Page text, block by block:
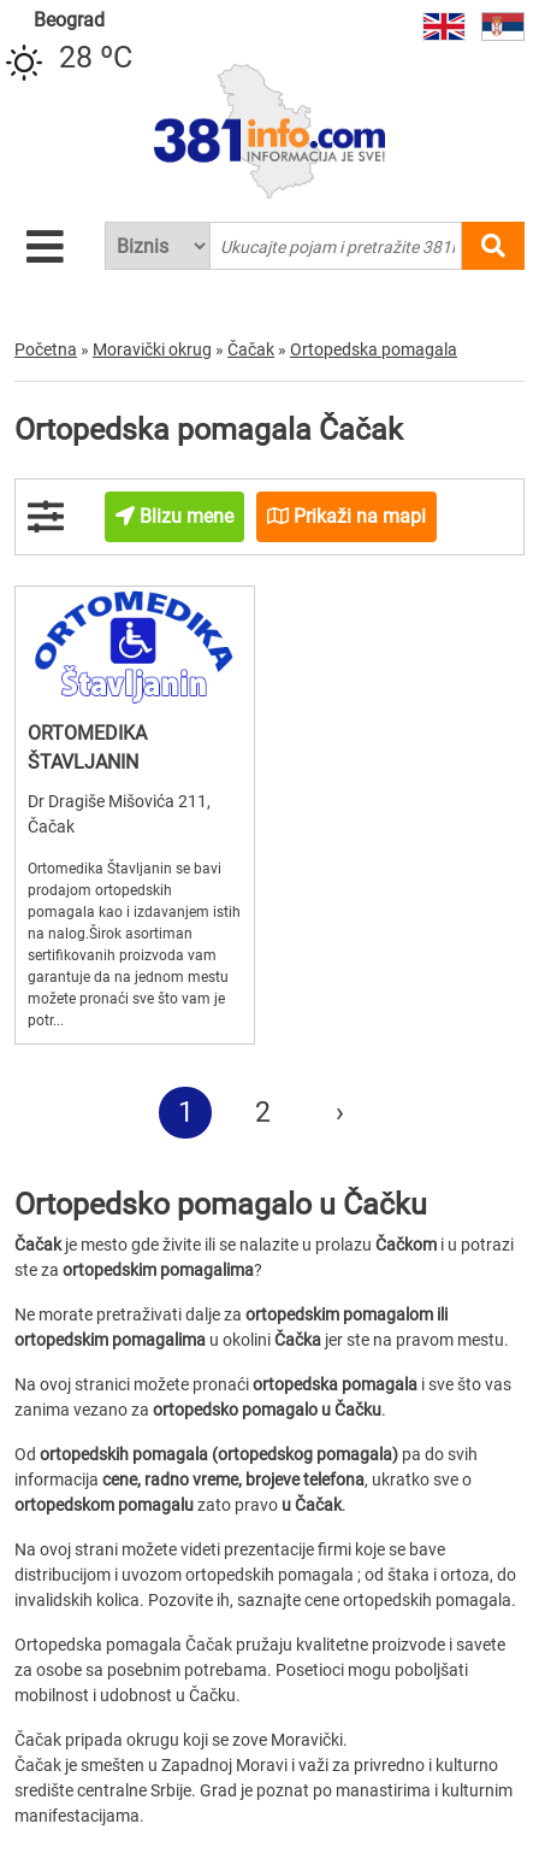
Beograd
28 ºC
Početna » Moravički okrug » Čačak » Ortopedska pomagala
Ortopedska pomagala Čačak
Blizu mene Prikaži na mapi
ORTOMEDIKA
ŠTAVLJANIN
Dr Dragiše Mišovića 211,
Čačak
Ortomedika Štavljanin se bavi
prodajom ortopedskih
pomagala kao i izdavanjem istih
na nalog.Širok asortiman
sertifikovanih proizvoda vam
garantuje da na jednom mestu
možete pronaći sve što vam je
potr...
1 2 ›
Ortopedsko pomagalo u Čačku
Čačakje mesto gde živite ili se nalazite u prolazu Čačkom i u potrazi
ste za ortopedskim pomagalima?
Ne morate pretraživati dalje za ortopedskim pomagalom ili
ortopedskim pomagalima u okoliniČačka jer ste na pravom mestu.
Na ovoj stranici možete pronaćiortopedska pomagala i sve što vas
zanima vezano za ortopedsko pomagalo u Čačku.
Od ortopedskih pomagala (ortopedskog pomagala) pa do svih
informacija cene, radno vreme, brojeve telefona, ukratko sve o
ortopedskom pomagaluzato pravo u Čačak.
Na ovoj strani možete videti prezentacije firmi koje se bave
distribucijom i uvozom ortopedskih pomagala ; od štaka i ortoza, do
invalidskih kolica. Pozovite ih, saznajte cene ortopedskih pomagala.
Ortopedska pomagala Čačak pružaju kvalitetne proizvode i savete
za osobe sa posebnim potrebama. Posetioci mogu poboljšati
mobilnost i udobnost u Čačku.
Čačak pripada okrugu koji se zove Moravički.
Čačak je smešten u Zapadnoj Moravi i važi za privredno i kulturno
središte centralne Srbije. Grad je poznat po manastirima i kulturnim
manifestacijama.